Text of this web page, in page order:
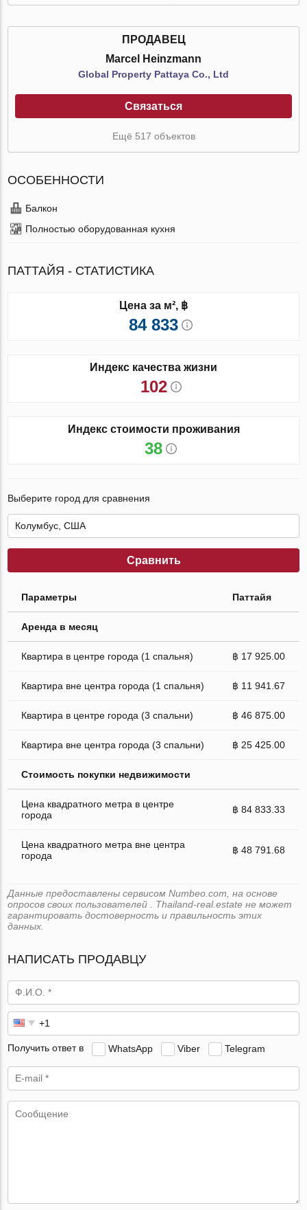
ПРОДАВЕЦ
Marcel Heinzmann
Global Property Pattaya Co., Ltd
Связаться
Ещё 517 объектов
ОСОБЕННОСТИ
Балкон
Полностью оборудованная кухня
ПАТТАЙЯ - СТАТИСТИКА
Цена за м², ฿
84 833
Индекс качества жизни
102
Индекс стоимости проживания
38
Выберите город для сравнения
Сравнить
Параметры Паттайя
Аренда в месяц
Квартира в центре города (1 спальня) ฿ 17 925.00
Квартира вне центра города (1 спальня) ฿ 11 941.67
Квартира в центре города (3 спальни) ฿ 46 875.00
Квартира вне центра города (3 спальни) ฿ 25 425.00
Стоимость покупки недвижимости
Цена квадратного метра в центре
города
฿ 84 833.33
Цена квадратного метра вне центра
города
฿ 48 791.68
Данные предоставлены сервисом Numbeo.com, на основе
опросов своих пользователей . Thailand-real.estate не может
гарантировать достоверность и правильность этих
данных.
НАПИСАТЬ ПРОДАВЦУ
Получить ответ в WhatsApp Viber Telegram